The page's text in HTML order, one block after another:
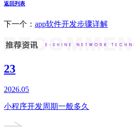
返回列表
下一个： app软件开发步骤详解
23
2026.05
小程序开发周期一般多久